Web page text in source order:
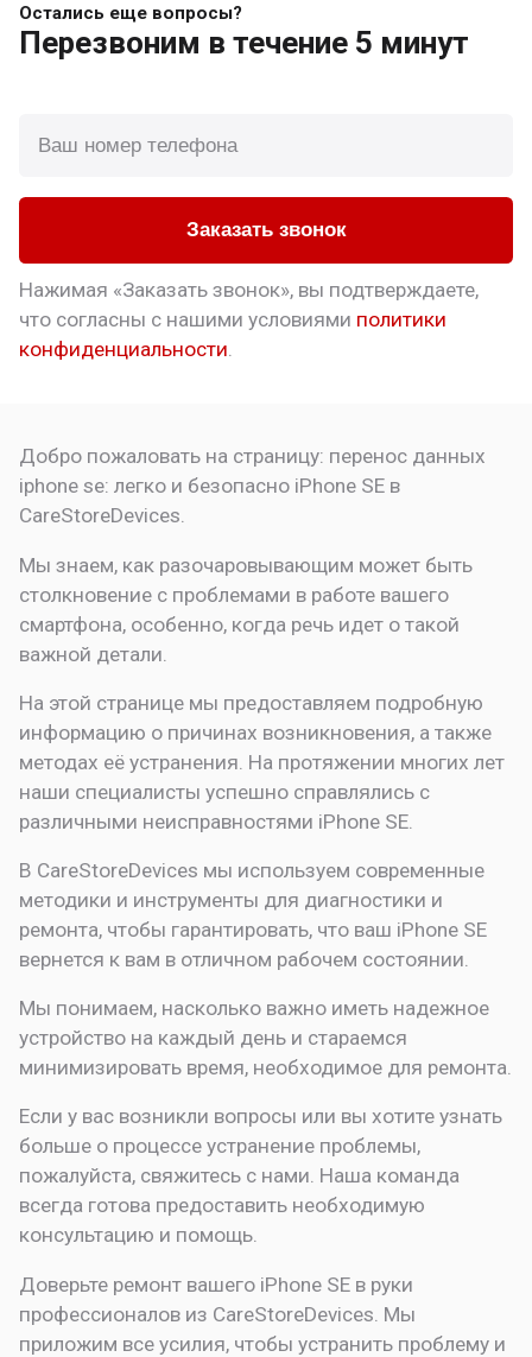
Остались еще вопросы?
Перезвоним в течение 5 минут
Заказать звонок
Нажимая «Заказать звонок», вы подтверждаете,
что согласны с нашими условиями политики
конфиденциальности.
Добро пожаловать на страницу: перенос данных
iphone se: легко и безопасно iPhone SE в
CareStoreDevices.
Мы знаем, как разочаровывающим может быть
столкновение с проблемами в работе вашего
смартфона, особенно, когда речь идет о такой
важной детали.
На этой странице мы предоставляем подробную
информацию о причинах возникновения, а также
методах её устранения. На протяжении многих лет
наши специалисты успешно справлялись с
различными неисправностями iPhone SE.
В CareStoreDevices мы используем современные
методики и инструменты для диагностики и
ремонта, чтобы гарантировать, что ваш iPhone SE
вернется к вам в отличном рабочем состоянии.
Мы понимаем, насколько важно иметь надежное
устройство на каждый день и стараемся
минимизировать время, необходимое для ремонта.
Если у вас возникли вопросы или вы хотите узнать
больше о процессе устранение проблемы,
пожалуйста, свяжитесь с нами. Наша команда
всегда готова предоставить необходимую
консультацию и помощь.
Доверьте ремонт вашего iPhone SE в руки
профессионалов из CareStoreDevices. Мы
приложим все усилия, чтобы устранить проблему и